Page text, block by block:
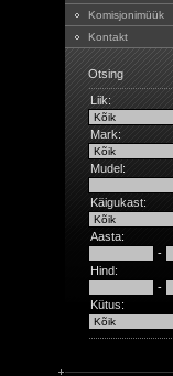
Komisjonimüük
Kontakt
Otsing
Liik:
Mark:
Mudel:
Käigukast:
Aasta:
-
Hind:
-
Kütus: